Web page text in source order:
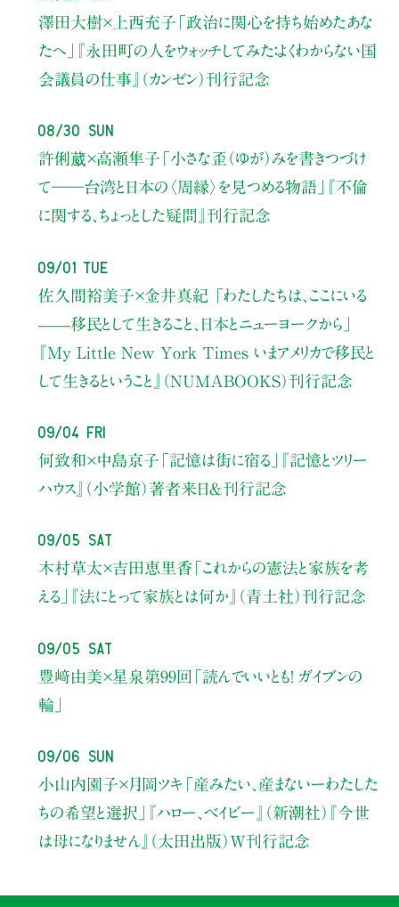
澤田大樹×上西充子 「政治に関心を持ち始めたあな
たへ」
『永田町の人をウォッチしてみた：よくわからない国
会議員の仕事』（カンゼン）刊行記念
08/30 Sun
許俐葳×高瀬隼子 「小さな歪（ゆが）みを書きつづけ
て――台湾と日本の〈周縁〉を見つめる物語」
『不倫
に関する、ちょっとした疑問』刊行記念
09/01 Tue
佐久間裕美子×金井真紀 「わたしたちは、ここにいる
——移民として生きること、日本とニューヨークから」
『My Little New York Times いまアメリカで移民と
して生きるということ』（NUMABOOKS）刊行記念
09/04 Fri
何致和×中島京子 「記憶は街に宿る」
『記憶とツリー
ハウス』（小学館）著者来日＆刊行記念
09/05 Sat
木村草太×吉田恵里香 「これからの憲法と家族を考
える」
『法にとって家族とは何か』（青土社）刊行記念
09/05 Sat
豊﨑由美×星泉 第99回「読んでいいとも！ ガイブンの
輪」
09/06 Sun
小山内園子×月岡ツキ 「産みたい、産まないーわたした
ちの希望と選択」
『ハロー、ベイビー』（新潮社） 『今世
は母になりません』（太田出版）W刊行記念